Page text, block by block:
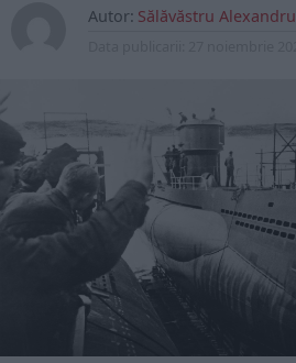
Autor: Sălăvăstru Alexandru